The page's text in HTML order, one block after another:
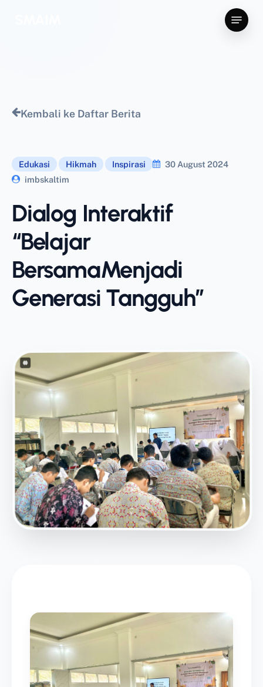
Menu
Kembali ke Daftar Berita
Edukasi Hikmah Inspirasi
30 August 2024
imbskaltim
Dialog Interaktif
“Belajar
BersamaMenjadi
Generasi Tangguh”